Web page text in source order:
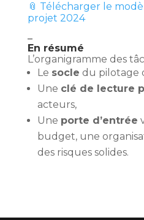
📎 Télécharger le
projet 2024
–
En résumé
L’organigramme des
Le socle du pilotage
Une clé de lecture
acteurs,
Une porte d’entrée
budget, une
des risques solides.